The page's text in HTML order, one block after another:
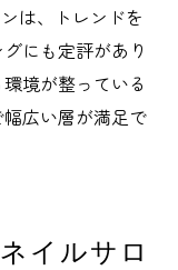
は、トレンドを
にも定評があり
境が整っている
広い層が満足で
イルサロ